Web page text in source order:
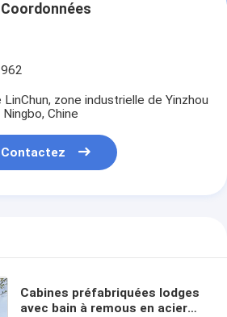
Coordonnées
zone industrielle de Yinzhou
Ningbo, Chine
Contactez
Cabines préfabriquées lodges
avec bain à remous en acier